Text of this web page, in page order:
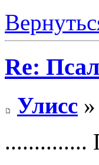
Re:
Улисс
..............